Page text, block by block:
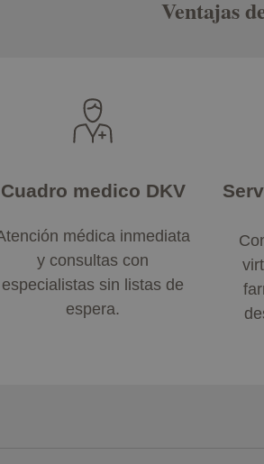
Ventajas
Cuadro medico DKV
médica inmediata
y consultas con
especialistas sin listas de
espera.